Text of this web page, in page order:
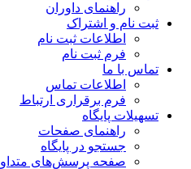
راهنمای داوران
ثبت نام و اشتراک
اطلاعات ثبت نام
فرم ثبت نام
تماس با ما
اطلاعات تماس
فرم برقراری ارتباط
تسهیلات پایگاه
راهنمای صفحات
جستجو در پایگاه
صفحه پرسش‌های متداول